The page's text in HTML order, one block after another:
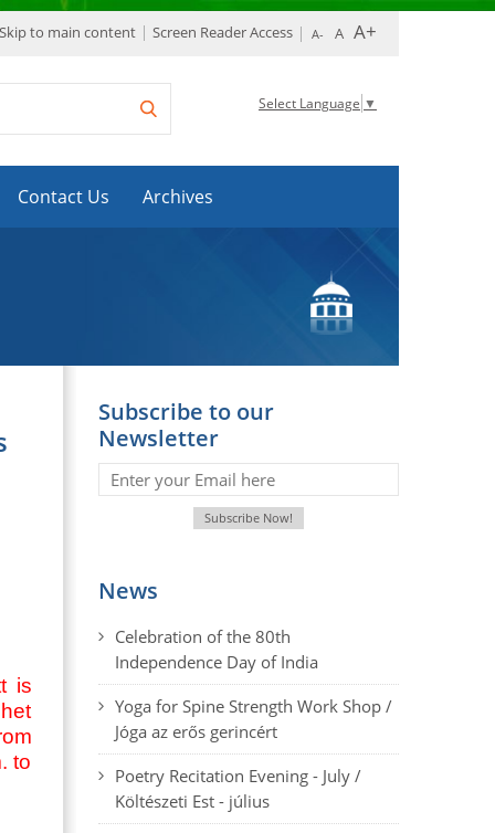
Skip to main content Screen Reader Access
Select Language ▼
Contact Us Archives
is
to
Subscribe to our
Newsletter
News
Celebration of the 80th
Independence Day of India
Yoga for Spine Strength Work Shop /
Jóga az erős gerincért
Poetry Recitation Evening - July /
Költészeti Est - július